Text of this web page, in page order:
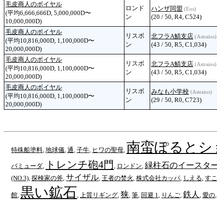
毛皮商人のボイヤル
(平均6,666,666D, 5,000,000D〜
10,000,000D)
ロンド
ン
ハンザ同盟 (Eos)
(20 / 50, R4, C524)
毛皮商人のボイヤル
(平均10,816,000D, 1,100,000D〜
20,000,000D)
リスボ
ン
北フラA鯖支店 (Astraios)
(43 / 50, R5, C1,034)
毛皮商人のボイヤル
(平均10,816,000D, 1,100,000D〜
20,000,000D)
リスボ
ン
北フラA鯖支店 (Astraios)
(43 / 50, R5, C1,034)
毛皮商人のボイヤル
(平均10,816,000D, 1,100,000D〜
20,000,000D)
リスボ
ン
みなも小学校 (Astraios)
(29 / 50, R0, C723)
特殊船塗料 地球儀 通 子牛 ヒワの聖母 南蛮ぽるとシ
バミューダ トレンチ砲4門 ロンドン 緑柱石のイースタ
(NO.3) 探検家の斧 サイザル 王者の焚火 株式会社カッパ しえる す
館 黒い鉱石 上質リギング 狭 筆 回避 1 りんご 鉄人 愛の